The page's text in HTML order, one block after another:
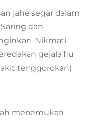
jahe segar dalam
dan
Nikmati
gejala flu
tenggorokan)
menemukan